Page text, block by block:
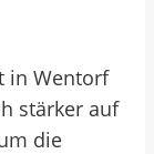
in Wentorf
stärker auf
die